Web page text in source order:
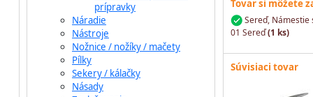
prípravky
Náradie
Nástroje
Nožnice / nožíky / mačety
Pílky
Sekery / kálačky
Násady
Tovar si môžete
Sereď, Námestie
01 Sereď(1 ks)
Súvisiaci tovar